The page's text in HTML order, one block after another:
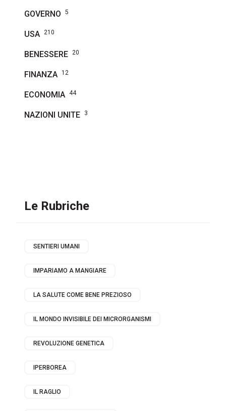
GOVERNO 5
USA 210
BENESSERE 20
FINANZA 12
ECONOMIA 44
NAZIONI UNITE 3
Le Rubriche
SENTIERI UMANI
IMPARIAMO A MANGIARE
LA SALUTE COME BENE PREZIOSO
IL MONDO INVISIBILE DEI MICRORGANISMI
REVOLUZIONE GENETICA
IPERBOREA
IL RAGLIO